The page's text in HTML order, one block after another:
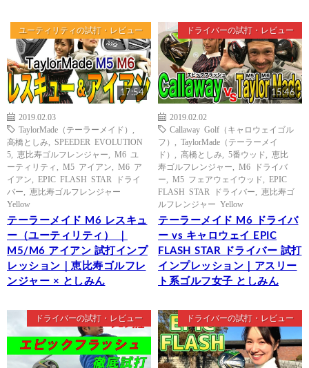
ユーティリティの試打・レビュー
17:54
2019.02.03
TaylorMade（テーラーメイド）
高橋としみ
SPEEDER EVOLUTION
5
恵比寿ゴルフレンジャー
M6 ユ
ーティリティ
M5 アイアン
M6 ア
イアン
EPIC FLASH STAR ドライ
バー
恵比寿ゴルフレンジャー
Yellow
テーラーメイド M6 レスキュ
ー（ユーティリティ） ｜
M5/M6 アイアン 試打インプ
レッション｜恵比寿ゴルフレ
ンジャー × としみん
ドライバーの試打・レビュー
15:46
2019.02.02
Callaway Golf（キャロウェイゴル
フ）
TaylorMade（テーラーメイ
ド）
高橋としみ 5番ウッド
恵比
寿ゴルフレンジャー
M6 ドライバ
ー
M5 フェアウェイウッド
EPIC
FLASH STAR ドライバー
恵比寿ゴ
ルフレンジャー Yellow
テーラーメイド M6 ドライバ
ー vs キャロウェイ EPIC
FLASH STAR ドライバー 試打
インプレッション｜アスリー
ト系ゴルフ女子 としみん
ドライバーの試打・レビュー ドライバーの試打・レビュー